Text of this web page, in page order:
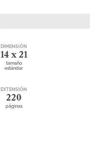
DIMENSIÓN
14 x 21
tamaño
estándar
EXTENSIÓN
220
páginas